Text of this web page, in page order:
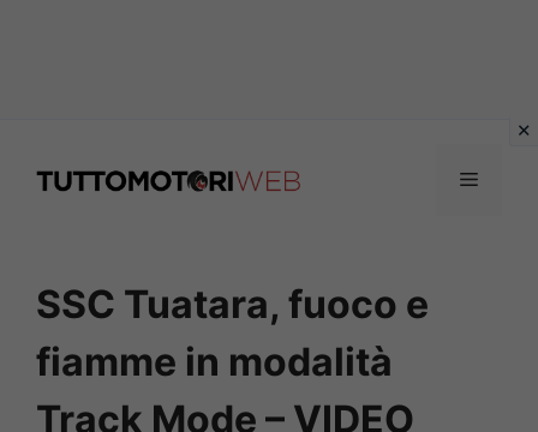
Menu
SSC Tuatara, fuoco e
fiamme in modalità
Track Mode – VIDEO